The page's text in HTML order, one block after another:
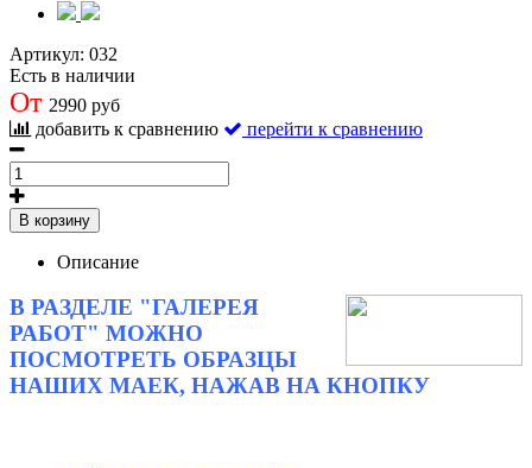
Артикул: 032
Есть в наличии
От 2990 руб
добавить к сравнению
перейти к сравнению
В корзину
Описание
В РАЗДЕЛЕ "ГАЛЕРЕЯ
РАБОТ" МОЖНО
ПОСМОТРЕТЬ ОБРАЗЦЫ
НАШИХ МАЕК, НАЖАВ НА КНОПКУ